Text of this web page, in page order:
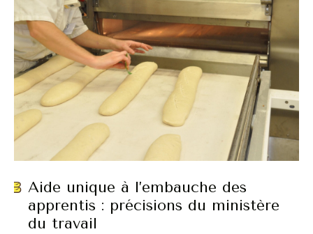
Aide unique à l’embauche des
apprentis : précisions du ministère
du travail